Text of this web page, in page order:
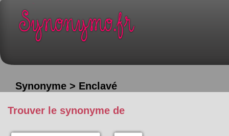
Synonyme > Enclavé
Trouver le synonyme de